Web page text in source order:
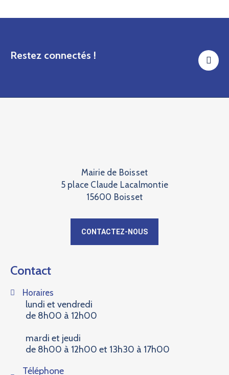
Restez connectés !
Mairie de Boisset
5 place Claude Lacalmontie
15600 Boisset
CONTACTEZ-NOUS
Contact
Horaires
lundi et vendredi
de 8h00 à 12h00
mardi et jeudi
de 8h00 à 12h00 et 13h30 à 17h00
Téléphone